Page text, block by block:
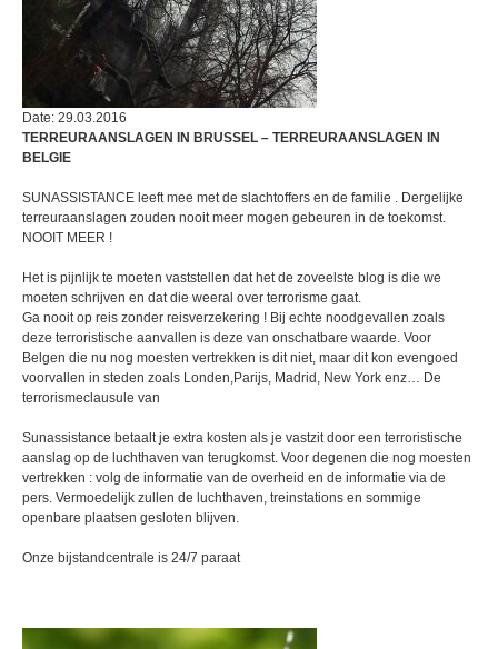
Date: 29.03.2016
TERREURAANSLAGEN IN BRUSSEL – TERREURAANSLAGEN IN
BELGIE
SUNASSISTANCE leeft mee met de slachtoffers en de familie . Dergelijke
terreuraanslagen zouden nooit meer mogen gebeuren in de toekomst.
NOOIT MEER !
Het is pijnlijk te moeten vaststellen dat het de zoveelste blog is die we
moeten schrijven en dat die weeral over terrorisme gaat.
Ga nooit op reis zonder reisverzekering ! Bij echte noodgevallen zoals
deze terroristische aanvallen is deze van onschatbare waarde. Voor
Belgen die nu nog moesten vertrekken is dit niet, maar dit kon evengoed
voorvallen in steden zoals Londen,Parijs, Madrid, New York enz… De
terrorismeclausule van
Sunassistance betaalt je extra kosten als je vastzit door een terroristische
aanslag op de luchthaven van terugkomst. Voor degenen die nog moesten
vertrekken : volg de informatie van de overheid en de informatie via de
pers. Vermoedelijk zullen de luchthaven, treinstations en sommige
openbare plaatsen gesloten blijven.
Onze bijstandcentrale is 24/7 paraat